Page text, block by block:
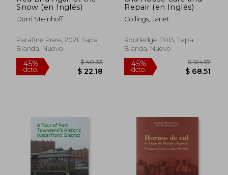
Snow (en Inglés)
Dorri Steinhoff
Parafine Press, 2021, Tapa
Blanda, Nuevo
Repair (en Inglés)
Collings, Janet
Routledge, 2013, Tapa
Blanda, Nuevo